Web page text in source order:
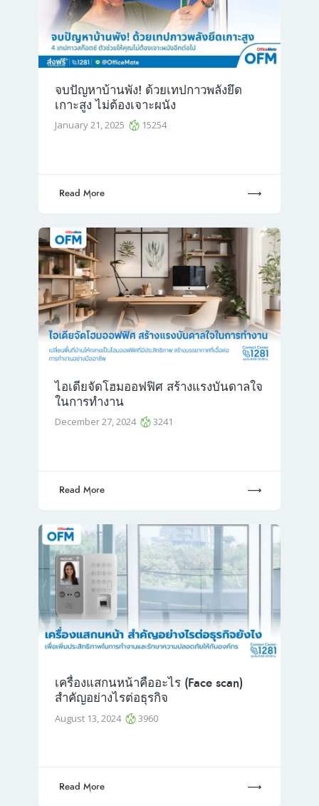
จบปัญหาบ้านพัง! ด้วยเทปกาวพลังยึด
เกาะสูง ไม่ต้องเจาะผนัง
January 21, 2025 15254
Read More
ไอเดียจัดโฮมออฟฟิศ สร้างแรงบันดาลใจ
ในการทำงาน
December 27, 2024 3241
Read More
เครื่องแสกนหน้าคืออะไร (Face scan)
สำคัญอย่างไรต่อธุรกิจ
August 13, 2024 3960
Read More